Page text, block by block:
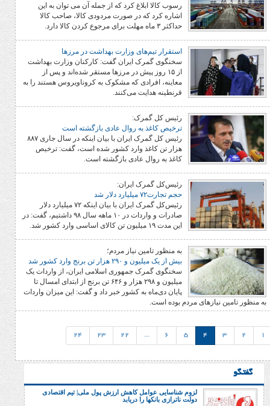
رسوب کالا ابلاغ کرد که از جمله آن می توان به این
اشاره کرد که در صورت مردودی کالا، صاحب کالا
حداکثر ۳ ماه مهلت برای مرجوع کردن کالا دارد.
استقرار تیم‌های وزارت بهداشت در مرزها
سخنگوی گمرک ایران گفت: کارکنان وزارت بهداشت
از ۱۵ روز پیش در مرزها مستقر شده‌اند و پس از
معاینه، افرادی که مشکوک به کروناویروس هستند را به
قرنطینه هدایت می‌کنند.
رئیس کل گمرک:
ترخیص کاغذ به روال عادی بازگشته است
رئیس کل گمرک ایران با بیان اینکه در سال جاری ۸۸۷
هزار تن کاغذ وارد کشور شده است، گفت: ترخیص
کاغذ به روال عادی بازگشته است.
رئیس‌کل گمرک ایران:
حجم تجارت۷۲ میلیارد دلار شد
رئیس‌کل گمرک ایران با بیان اینکه ۷۲ میلیارد دلار
صادرات و واردات در ۱۰ ماهه سال ۹۸ داشتیم، گفت: در
این مدت ۱۹ میلیون تن کالای اساسی وارد کشور شد.
به منظور تامین نیاز مردم؛
بیش از یک میلیون و ۲۹۰ هزار تن برنج وارد کشور شد
سخنگوی گمرک جمهوری اسلامی ایران، از واردات یک
میلیون و ۲۹۸ هزار و ۶۴۶ تن برنج از ابتدای امسال تا
پایان دی‌ماه به کشور خبر داد و گفت: این میزان واردات
مردم بوده است.
4
5
6
...
22
لزوم شناسایی عوامل کاهش ارزش پول ملی| تیم اقتصادی
دولت ناترازی بانکها را دریابد